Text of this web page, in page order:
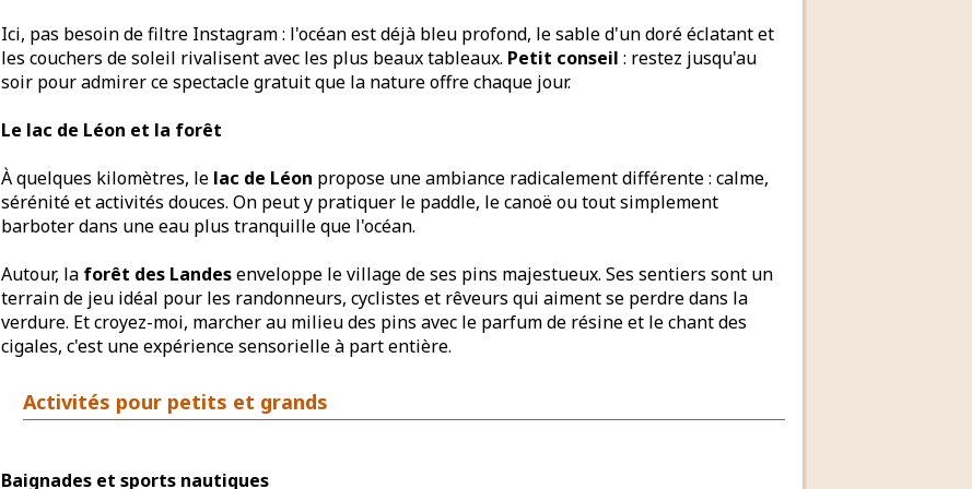
Ici, pas besoin de filtre Instagram : l'océan est déjà bleu profond, le sable d'un doré éclatant et
les couchers de soleil rivalisent avec les plus beaux tableaux. Petit conseil : restez jusqu'au
soir pour admirer ce spectacle gratuit que la nature offre chaque jour.
Le lac de Léon et la forêt
À quelques kilomètres, le lac de Léon propose une ambiance radicalement différente : calme,
sérénité et activités douces. On peut y pratiquer le paddle, le canoë ou tout simplement
barboter dans une eau plus tranquille que l'océan.
Autour, la forêt des Landesenveloppe le village de ses pins majestueux. Ses sentiers sont un
terrain de jeu idéal pour les randonneurs, cyclistes et rêveurs qui aiment se perdre dans la
verdure. Et croyez-moi, marcher au milieu des pins avec le parfum de résine et le chant des
cigales, c'est une expérience sensorielle à part entière.
Activités pour petits et grands
Baignades et sports nautiques